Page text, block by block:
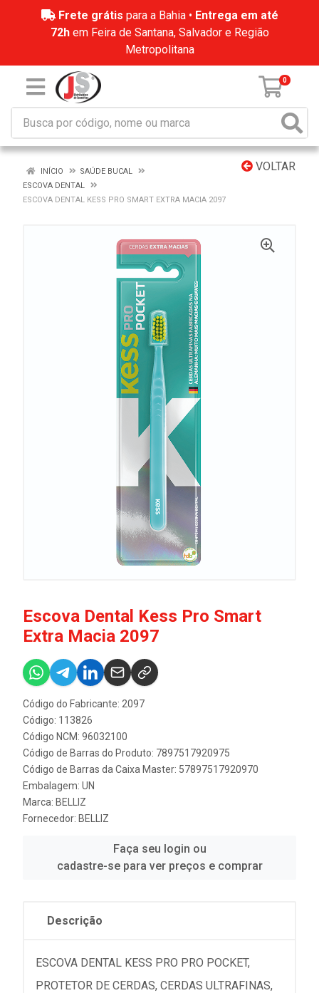
Frete grátis para a Bahia • Entrega em até
72hem Feira de Santana, Salvador e Região
Metropolitana
0
VOLTAR
INÍCIO
SAÚDE BUCAL
ESCOVA DENTAL
ESCOVA DENTAL KESS PRO SMART EXTRA MACIA 2097
Escova Dental Kess Pro Smart
Extra Macia 2097
Código do Fabricante: 2097
Código: 113826
Código NCM: 96032100
Código de Barras do Produto: 7897517920975
Código de Barras da Caixa Master: 57897517920970
Embalagem: UN
Marca: BELLIZ
Fornecedor: BELLIZ
Faça seu login ou
cadastre-se para ver preços e comprar
Descrição
ESCOVA DENTAL KESS PRO PRO POCKET,
PROTETOR DE CERDAS, CERDAS ULTRAFINAS,